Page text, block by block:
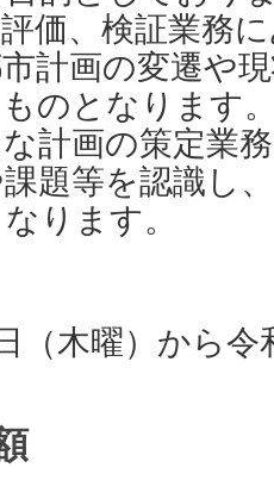
価、検証業務
計画の変遷や
のとなります
計画の策定業
題等を認識し
ります。
（木曜）から令